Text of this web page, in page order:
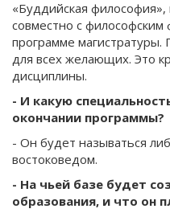
«Буддийская
совместно с
программе магистратуры.
для всех желающих. Это
дисциплины.
- И какую
окончании программы?
- Он будет называться
востоковедом.
- На чьей базе будет
образования, и что он